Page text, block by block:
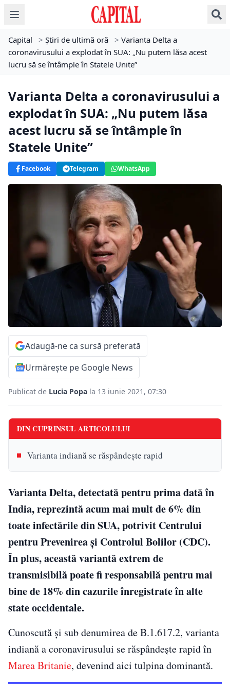
Capital > Știri de ultimă oră > Varianta Delta a
coronavirusului a explodat în SUA: „Nu putem lăsa acest
lucru să se întâmple în Statele Unite”
Varianta Delta a coronavirusului a
explodat în SUA: „Nu putem lăsa
acest lucru să se întâmple în
Statele Unite”
Facebook Telegram WhatsApp
Adaugă-ne ca sursă preferată
Urmărește pe Google News
Publicat de Lucia Popa la 13 iunie 2021, 07:30
DIN CUPRINSUL ARTICOLULUI
Varianta indiană se răspândeşte rapid
Varianta Delta, detectată pentru prima dată în
India, reprezintă acum mai mult de 6% din
toate infectările din SUA, potrivit Centrului
pentru Prevenirea și Controlul Bolilor (CDC).
În plus, această variantă extrem de
transmisibilă poate fi responsabilă pentru mai
bine de 18% din cazurile înregistrate în alte
state occidentale.
Cunoscută și sub denumirea de B.1.617.2, varianta
indiană a coronavirusului se răspândește rapid în
Marea Britanie, devenind aici tulpina dominantă.